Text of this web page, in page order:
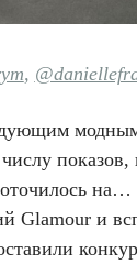
,
показов,
Glamour и